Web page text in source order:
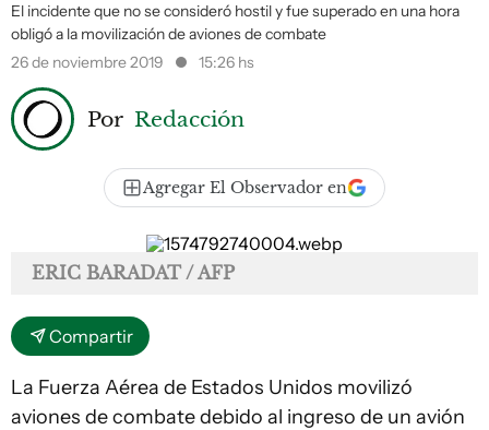
El incidente que no se consideró hostil y fue superado en una hora
obligó a la movilización de aviones de combate
26 de noviembre 2019
15:26 hs
Por Redacción
Agregar El Observador en
ERIC BARADAT / AFP
Compartir
La Fuerza Aérea de Estados Unidos movilizó
aviones de combate debido al ingreso de un avión